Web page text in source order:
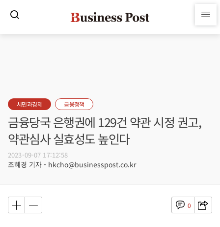
시민과경제 금융정책
금융당국 은행권에 129건 약관 시정 권고,
약관심사 실효성도 높인다
2023-09-07 17:12:58
조혜경 기자 - hkcho@businesspost.co.kr
0